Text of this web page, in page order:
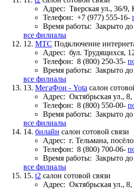
Адрес: Тверская ул., 36/9,
Телефон: +7 (977) 555-16-
Время работы: Закрыто до
все филиалы
12. МТС Подключение
Адрес: бул. Трудящихся,
Телефон: 8 (800) 250-35-
Время работы: Закрыто до
все филиалы
13. МегаФон - Yota салон
Адрес: Октябрьская ул.,
Телефон: 8 (800) 550-00-
Время работы: Закрыто до
все филиалы
14. билайн салон сотовой связи
Адрес: г. Тельмана,
Телефон: 8 (800) 700-06-
Время работы: Закрыто до
все филиалы
15. t2 салон сотовой связи
Адрес: Октябрьская ул.,